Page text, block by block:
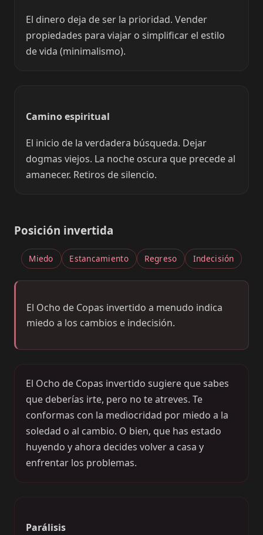
El dinero deja de ser la prioridad. Vender
propiedades para viajar o simplificar el estilo
de vida (minimalismo).
Camino espiritual
El inicio de la verdadera búsqueda. Dejar
dogmas viejos. La noche oscura que precede al
amanecer. Retiros de silencio.
Posición invertida
Miedo Estancamiento Regreso Indecisión
El Ocho de Copas invertido a menudo indica
miedo a los cambios e indecisión.
El Ocho de Copas invertido sugiere que sabes
que deberías irte, pero no te atreves. Te
conformas con la mediocridad por miedo a la
soledad o al cambio. O bien, que has estado
huyendo y ahora decides volver a casa y
enfrentar los problemas.
Parálisis